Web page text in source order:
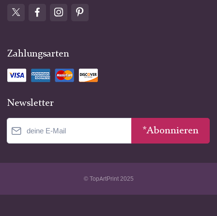
Zahlungsarten
Newsletter
*Abonnieren
© TopArtPrint 2025